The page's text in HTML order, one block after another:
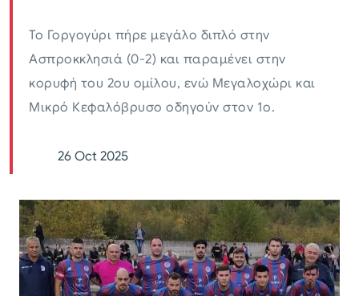
Το Γοργογύρι πήρε μεγάλο διπλό στην
Ασπροκκλησιά (0-2) και παραμένει στην
κορυφή του 2ου ομίλου, ενώ Μεγαλοχώρι και
Μικρό Κεφαλόβρυσο οδηγούν στον 1ο.
26 Oct 2025